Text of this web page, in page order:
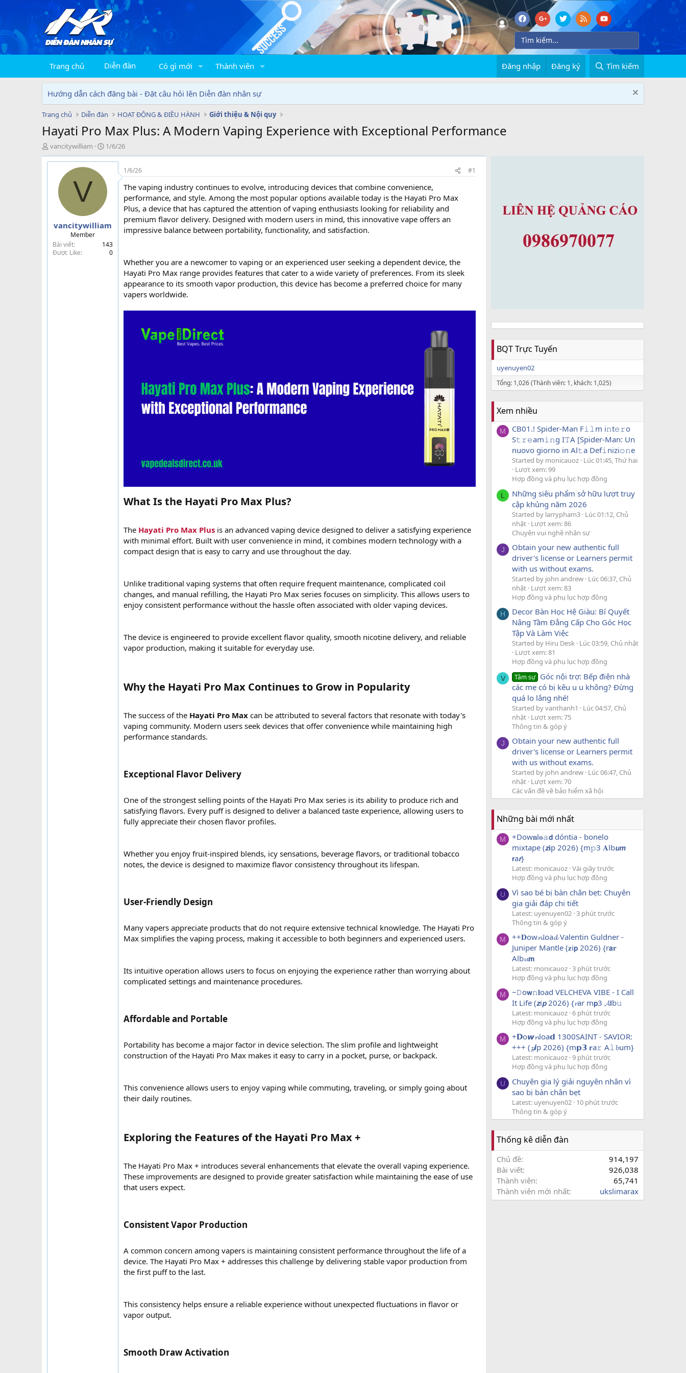
Trang chủ Diễn đàn Có gì mới Thành viên Đăng nhập Đăng ký Tìm kiếm
Hướng dẫn cách đăng bài - Đặt câu hỏi lên Diễn đàn nhân sự
Trang chủ Diễn đàn HOẠT ĐỘNG & ĐIỀU HÀNH Giới thiệu & Nội quy
Hayati Pro Max Plus: A Modern Vaping Experience with Exceptional Performance
T
h
r
vancitywilliam
N
g
à
g
ử
i
1/6/26
V
vancitywilliam
Member
Bài viết
143
Được Like
0
1/6/26 #1
The vaping industry continues to evolve, introducing devices that combine convenience,
performance, and style. Among the most popular options available today is the Hayati Pro Max
Plus, a device that has captured the attention of vaping enthusiasts looking for reliability and
premium flavor delivery. Designed with modern users in mind, this innovative vape offers an
impressive balance between portability, functionality, and satisfaction.
Whether you are a newcomer to vaping or an experienced user seeking a dependent device, the
Hayati Pro Max range provides features that cater to a wide variety of preferences. From its sleek
appearance to its smooth vapor production, this device has become a preferred choice for many
vapers worldwide.
What Is the Hayati Pro Max Plus?​
The Hayati Pro Max Plus is an advanced vaping device designed to deliver a satisfying experience
with minimal effort. Built with user convenience in mind, it combines modern technology with a
compact design that is easy to carry and use throughout the day.
Unlike traditional vaping systems that often require frequent maintenance, complicated coil
changes, and manual refilling, the Hayati Pro Max series focuses on simplicity. This allows users to
enjoy consistent performance without the hassle often associated with older vaping devices.
The device is engineered to provide excellent flavor quality, smooth nicotine delivery, and reliable
vapor production, making it suitable for everyday use.
Why the Hayati Pro Max Continues to Grow in Popularity​
The success of the Hayati Pro Max can be attributed to several factors that resonate with today's
vaping community. Modern users seek devices that offer convenience while maintaining high
performance standards.
Exceptional Flavor Delivery​
One of the strongest selling points of the Hayati Pro Max series is its ability to produce rich and
satisfying flavors. Every puff is designed to deliver a balanced taste experience, allowing users to
fully appreciate their chosen flavor profiles.
Whether you enjoy fruit-inspired blends, icy sensations, beverage flavors, or traditional tobacco
notes, the device is designed to maximize flavor consistency throughout its lifespan.
User-Friendly Design​
Many vapers appreciate products that do not require extensive technical knowledge. The Hayati Pro
Max simplifies the vaping process, making it accessible to both beginners and experienced users.
Its intuitive operation allows users to focus on enjoying the experience rather than worrying about
complicated settings and maintenance procedures.
Affordable and Portable​
Portability has become a major factor in device selection. The slim profile and lightweight
construction of the Hayati Pro Max makes it easy to carry in a pocket, purse, or backpack.
This convenience allows users to enjoy vaping while commuting, traveling, or simply going about
their daily routines.
Exploring the Features of the Hayati Pro Max +​
The Hayati Pro Max + introduces several enhancements that elevate the overall vaping experience.
These improvements are designed to provide greater satisfaction while maintaining the ease of use
that users expect.
Consistent Vapor Production​
A common concern among vapers is maintaining consistent performance throughout the life of a
device. The Hayati Pro Max + addresses this challenge by delivering stable vapor production from
the first puff to the last.
This consistency helps ensure a reliable experience without unexpected fluctuations in flavor or
vapor output.
Smooth Draw Activation​
BQT Trực Tuyến
uyenuyen02
Tổng: 1,026 (Thành viên: 1, khách: 1,025)
Xem nhiều
M
CB01.! Spider-Man F𝚒𝚕m i𝚗t𝚎𝚛o
S𝚝𝚛𝚎am𝚒𝚗g I𝚃A [Spider-Man: Un
nuovo giorno in Al𝚝a Def𝚒nizi𝚘𝚗e
Started by monicauoz Lúc 01:45, Thứ hai
Lượt xem: 99
Hợp đồng và phụ lục hợp đồng
L
Những siêu phẩm sở hữu lượt truy
cập khủng năm 2026
Started by larrypham3 Lúc 01:12, Chủ
nhật Lượt xem: 86
Chuyện vui nghề nhân sự
J
Obtain your new authentic full
driver's license or Learners permit
with us without exams.
Started by john andrew Lúc 06:37, Chủ
nhật Lượt xem: 83
Hợp đồng và phụ lục hợp đồng
H
Decor Bàn Học Hệ Giàu: Bí Quyết
Nâng Tầm Đẳng Cấp Cho Góc Học
Tập Và Làm Việc
Started by Hiru Desk Lúc 03:59, Chủ nhật
Lượt xem: 81
Hợp đồng và phụ lục hợp đồng
V Tâm sự Góc nội trợ: Bếp điện nhà
các mẹ có bị kêu u u không? Đừng
quá lo lắng nhé!
Started by vanthanh1
Lúc 04:57, Chủ
nhật Lượt xem: 75
Thông tin & góp ý
J
Obtain your new authentic full
driver's license or Learners permit
with us without exams.
Started by john andrew Lúc 06:47, Chủ
nhật Lượt xem: 70
Các vấn đề về bảo hiểm xã hội
Những bài mới nhất
M
+Dow𝐧l𝐨𝚊𝗱 dóntia - bonelo
mixtape (𝙯𝐢p 2026) {m𝚙3 𝐀lb𝙪𝙢
𝗿a𝙧}
Latest: monicauoz Vài giây trước
Hợp đồng và phụ lục hợp đồng
U
Vì sao bé bị bàn chân bẹt: Chuyên
gia giải đáp chi tiết
Latest: uyenuyen02 3 phút trước
Thông tin & góp ý
M
++𝐃ow𝓷𝓵oa𝓭 Valentin Guldner -
Juniper Mantle (𝐳i𝗽 2026) {r𝗮𝐫
Alb𝓾𝗺
Latest: monicauoz 3 phút trước
Hợp đồng và phụ lục hợp đồng
M
~𝙳o𝘄𝚗𝐥oad VELCHEVA VIBE - I Call
It Life (𝙯i𝙥 2026) {𝓻ar m𝗽3 𝓐𝗹b𝚞
Latest: monicauoz 6 phút trước
Hợp đồng và phụ lục hợp đồng
M
+𝗗o𝙬𝓷loa𝗱 1300SAINT - SAVIOR:
+++ (𝔃𝙞p 2026) {m𝗽𝟯 𝐫a𝚛 A𝚕𝓫um}
Latest: monicauoz 9 phút trước
Hợp đồng và phụ lục hợp đồng
U
Chuyên gia lý giải nguyên nhân vì
sao bị bàn chân bẹt
Latest: uyenuyen02 10 phút trước
Thông tin & góp ý
Thống kê diễn đàn
Chủ đề
914,197
Bài viết
926,038
Thành viên
65,741
Thành viên mới nhất
ukslimarax